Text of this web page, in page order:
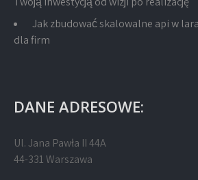
Jak zbudować skalowalne api w
dla firm
DANE ADRESOWE:
Ul. Jana Pawła II 44A
44-331 Warszawa